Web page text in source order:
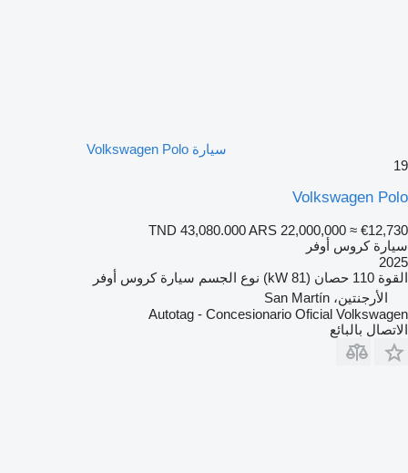
سيارة Volkswagen Polo
19
Volkswagen Polo
TND 43,080.000ARS 22,000,000 ≈ €12,730
سيارة كروس أوفر
2025
القوة 110 حصان (81 kW) نوع الجسم سيارة كروس أوفر
الأرجنتين، San Martín
Autotag - Concesionario Oficial Volkswagen
الاتصال بالبائع